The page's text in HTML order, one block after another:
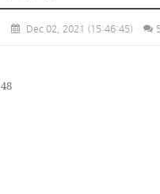
Dec 02, 2021 (15:46:45)
48